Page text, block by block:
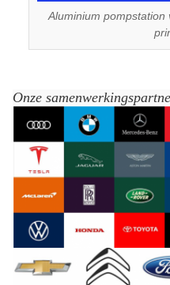
Aluminium pompstation
Onze